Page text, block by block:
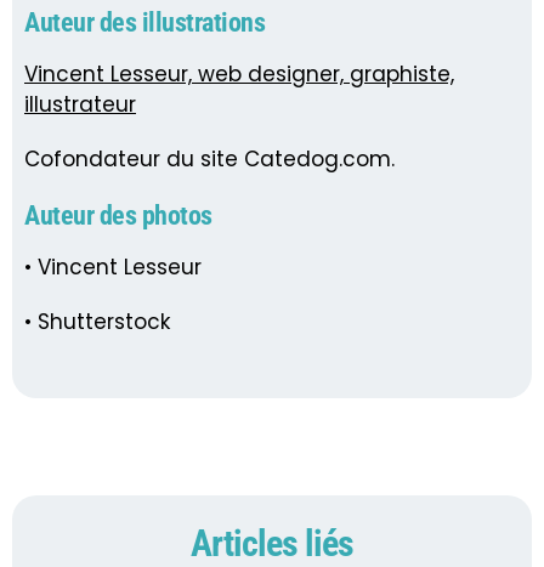
Auteur des illustrations
Vincent Lesseur, web designer, graphiste,
illustrateur
Cofondateur du site Catedog.com.
Auteur des photos
• Vincent Lesseur
• Shutterstock
Articles liés